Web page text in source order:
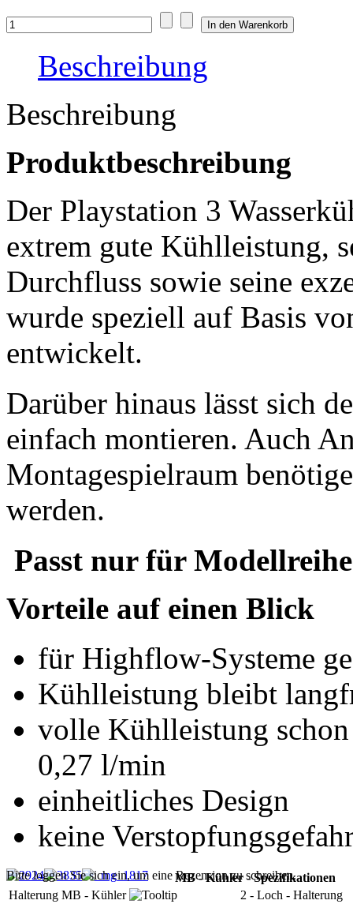
Beschreibung
Beschreibung
Produktbeschreibung
Der Playstation 3
extrem gute Kühlleistung,
Durchfluss sowie seine
wurde speziell auf Basis
entwickelt.
Darüber hinaus lässt sich
einfach montieren. Auch
Montagespielraum
werden.
Passt nur für
Vorteile auf einen Blick
für Highflow-Systeme
Kühlleistung bleibt
volle Kühlleistung
0,27 l/min
einheitliches Design
keine
MB - Kühler - Spezifikationen
Halterung MB - Kühler
2 - Loch - Halterung
Bitte loggen Sie sich ein, um eine Rezension zu schreiben.